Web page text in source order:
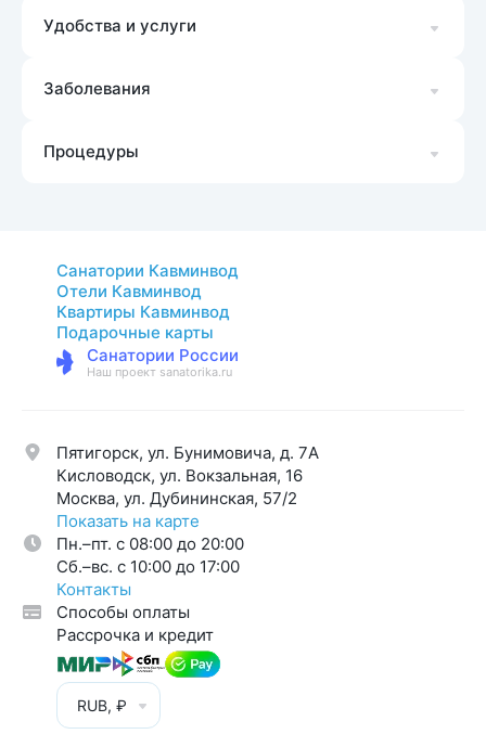
Удобства и услуги
Заболевания
Процедуры
Санатории Кавминвод
Отели Кавминвод
Квартиры Кавминвод
Подарочные карты
Санатории России
Наш проект sanatorika.ru
Пятигорск, ул. Бунимовича, д. 7A
Кисловодск, ул. Вокзальная, 16
Москва, ул. Дубининская, 57/2
Показать на карте
Пн.–пт. с 08:00 до 20:00
Cб.–вс. с 10:00 до 17:00
Контакты
Способы оплаты
Рассрочка и кредит
RUB, ₽